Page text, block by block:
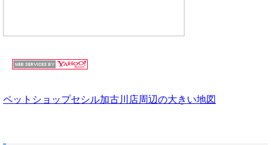
ペットショップセシル加古川店周辺の大きい地図